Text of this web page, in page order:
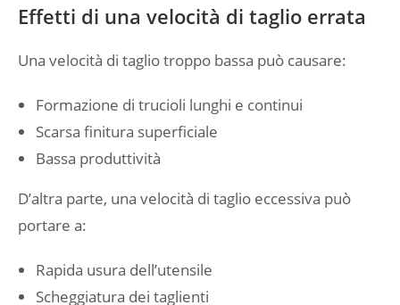
Effetti di una velocità di taglio errata
Una velocità di taglio troppo bassa può causare:
Formazione di trucioli lunghi e continui
Scarsa finitura superficiale
Bassa produttività
D’altra parte, una velocità di taglio eccessiva può
portare a:
Rapida usura dell’utensile
Scheggiatura dei taglienti